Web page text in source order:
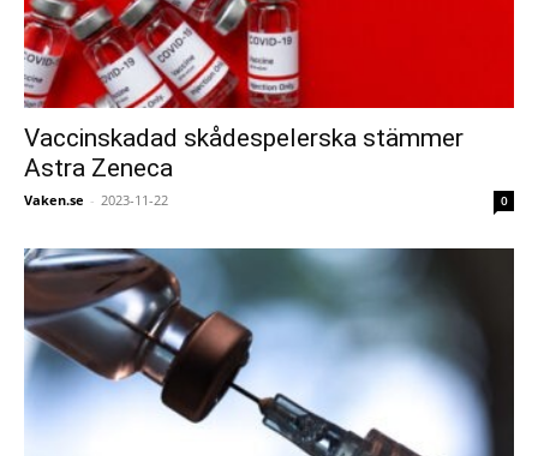
Vaccinskadad skådespelerska stämmer
Astra Zeneca
Vaken.se - 2023-11-22 0